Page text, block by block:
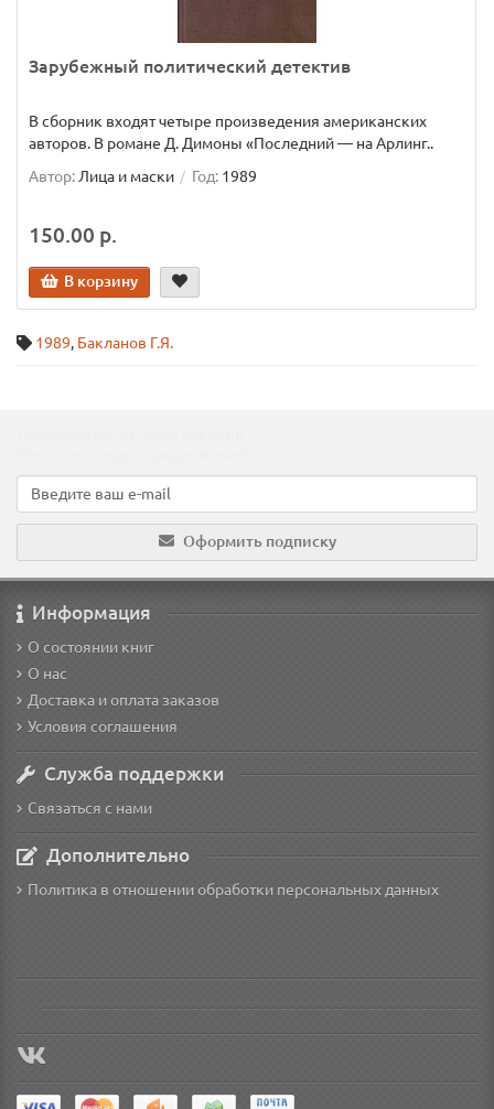
Зарубежный политический детектив
В сборник входят четыре произведения американских
авторов. В романе Д. Димоны «Последний — на Арлинг..
Автор: Лица и маски Год: 1989
150.00 р.
В корзину
1989, Бакланов Г.Я.
Оформить подписку
Информация
О состоянии книг
О нас
Доставка и оплата заказов
Условия соглашения
Служба поддержки
Связаться с нами
Дополнительно
Политика в отношении обработки персональных данных